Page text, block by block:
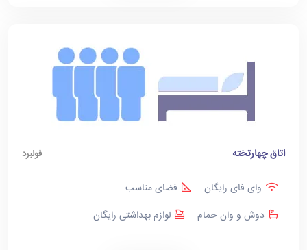
اتاق چهارتخته فولبرد
وای فای رایگان
فضای مناسب
دوش و وان حمام
لوازم بهداشتی رایگان